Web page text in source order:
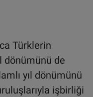
Türklerin
dönümünü de
yıl dönümünü
işbirliği